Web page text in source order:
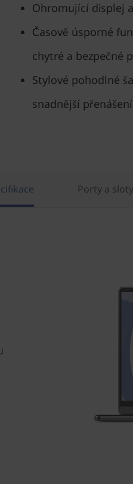
Ohromující displej
Časově úsporné
chytré a bezpečné
Stylové pohodlné
snadnější přenášení
Porty a sloty